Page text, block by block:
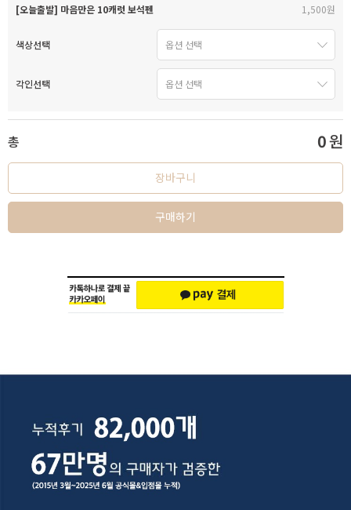
[오늘출발] 마음만은 10캐럿 보석펜 1,500원
색상선택
각인선택
총 0원
장바구니
구매하기